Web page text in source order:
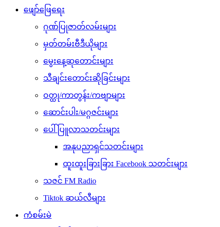
ဖျော်ဖြေရေး
ဂုဏ်ပြုဇာတ်လမ်းများ
မှတ်တမ်းဗီဒီယိုများ
မွေးနေ့ဆုတောင်းများ
သီချင်းတောင်းဆိုခြင်းများ
ဝတ္ထု/ကာတွန်း/ကဗျာများ
ဆောင်းပါး/မဂ္ဂဇင်းများ
ပေါ်ပြူလာသတင်းများ
အနုပညာရှင်သတင်းများ
ထူးထူးခြားခြား Facebook သတင်းများ
သဇင် FM Radio
Tiktok ဆယ်လီများ
ကံစမ်းမဲ